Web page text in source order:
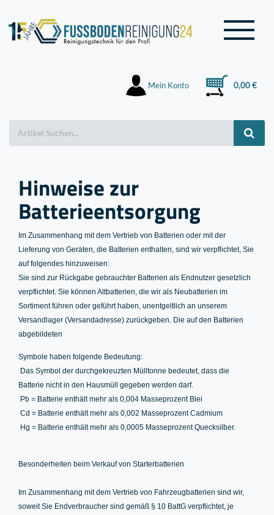
Mein Konto 0,00 €
Hinweise zur
Batterieentsorgung
Im Zusammenhang mit dem Vertrieb von Batterien oder mit der
Lieferung von Geräten, die Batterien enthalten, sind wir verpflichtet, Sie
auf folgendes hinzuweisen:
Sie sind zur Rückgabe gebrauchter Batterien als Endnutzer gesetzlich
verpflichtet. Sie können Altbatterien, die wir als Neubatterien im
Sortiment führen oder geführt haben, unentgeltlich an unserem
Versandlager (Versandadresse) zurückgeben. Die auf den Batterien
abgebildeten
Symbole haben folgende Bedeutung:
Das Symbol der durchgekreuzten Mülltonne bedeutet, dass die
Batterie nicht in den Hausmüll gegeben werden darf.
Pb = Batterie enthält mehr als 0,004 Masseprozent Blei
Cd = Batterie enthält mehr als 0,002 Masseprozent Cadmium
Hg = Batterie enthält mehr als 0,0005 Masseprozent Quecksilber.
Besonderheiten beim Verkauf von Starterbatterien
Im Zusammenhang mit dem Vertrieb von Fahrzeugbatterien sind wir,
soweit Sie Endverbraucher sind gemäß § 10 BattG verpflichtet, je